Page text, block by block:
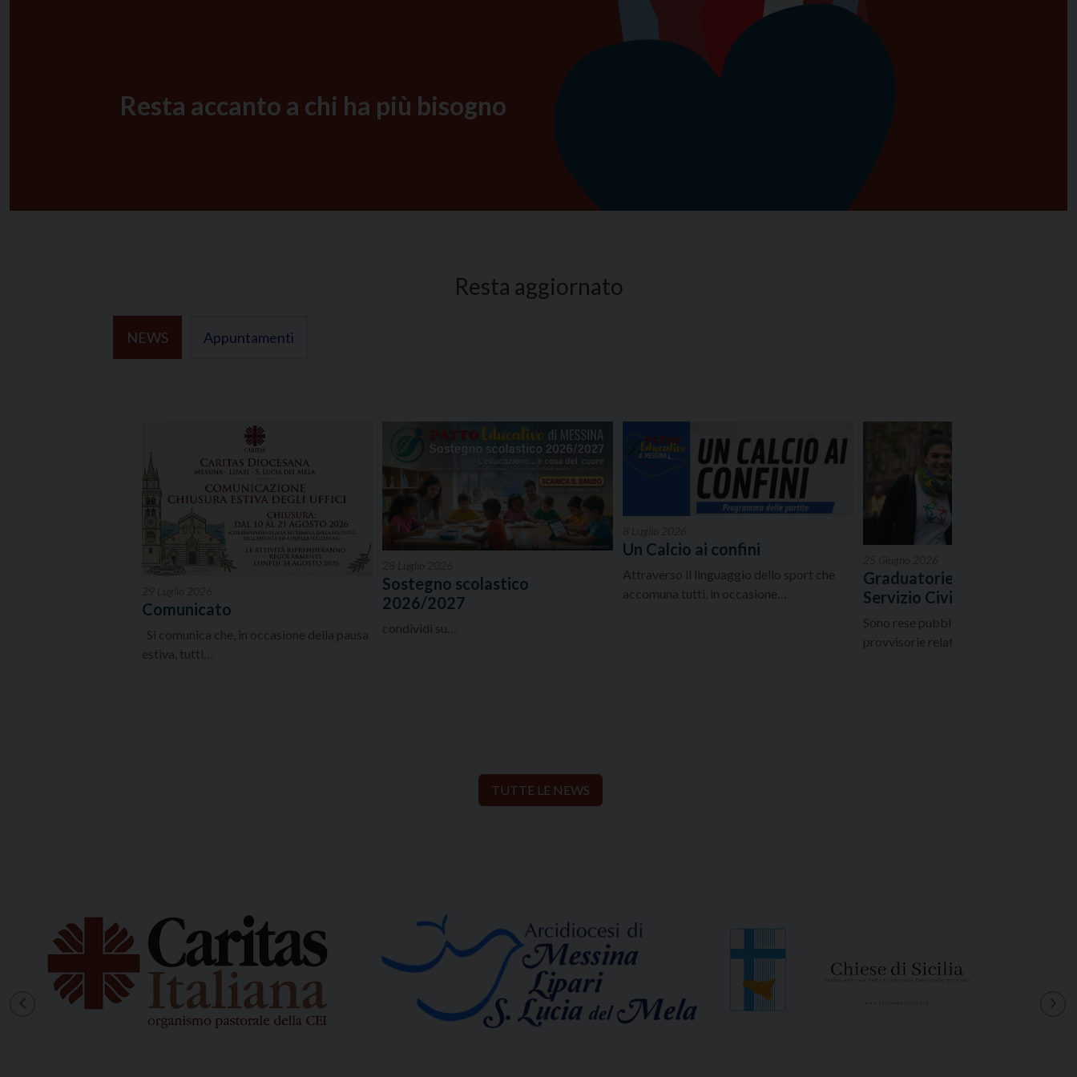
Resta accanto a chi ha più bisogno
Resta aggiornato
NEWS Appuntamenti
Comunicato
Si comunica che, in occasione della pausa
estiva, tutti…
Sostegno scolastico
2026/2027
condividi su…
Un Calcio ai confini
Attraverso il linguaggio dello sport che
accomuna tutti, in occasione…
Graduatorie provvisorie
Servizio Civile Universale
Sono rese pubbliche le Graduatorie
provvisorie relative alle selezioni dei…
TUTTE LE NEWS